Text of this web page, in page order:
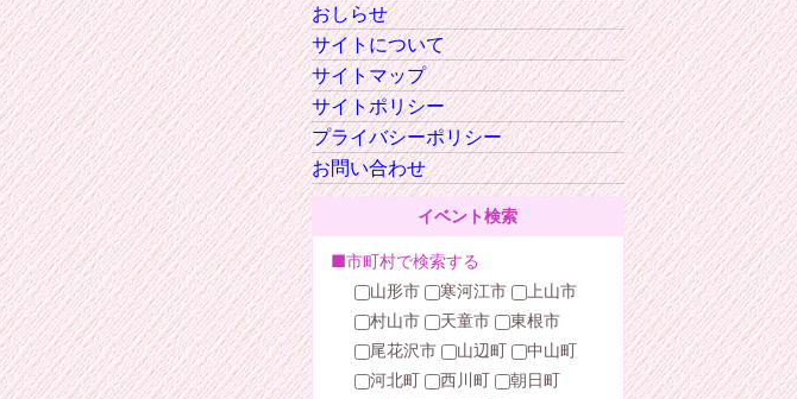
おしらせ
サイトについて
サイトマップ
サイトポリシー
プライバシーポリシー
お問い合わせ
イベント検索
■市町村で検索する
山形市
寒河江市
上山市
村山市
天童市
東根市
尾花沢市
山辺町
中山町
河北町
西川町
朝日町